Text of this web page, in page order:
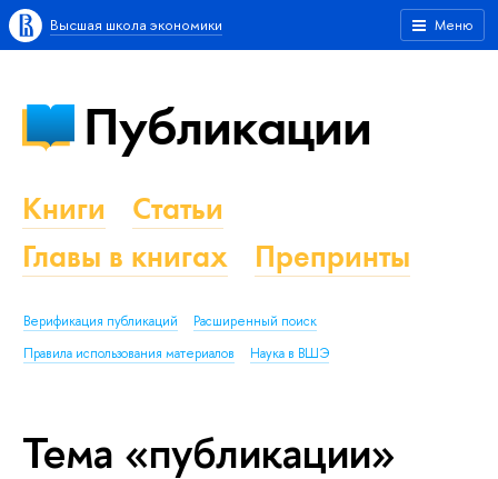
Меню
Высшая школа экономики
Публикации
Книги
Статьи
Главы в книгах
Препринты
Верификация публикаций
Расширенный поиск
Правила использования материалов
Наука в ВШЭ
Тема «публикации»